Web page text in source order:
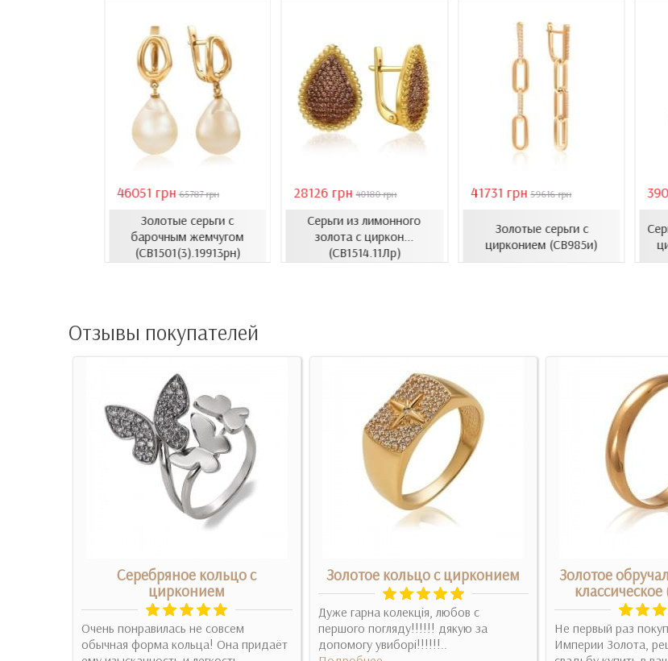
46051 грн 65787 грн
Золотые серьги с
барочным жемчугом
(СВ1501(3).19913рн)
28126 грн 40180 грн
Серьги из лимонного
золота с циркон...
(СВ1514.11Лр)
41731 грн 59616 грн
Золотые серьги с
цирконием (СВ985и)
Отзывы покупателей
Серебряное кольцо с
цирконием
Очень понравилась не совсем
обычная форма кольца! Она придаёт
Золотое кольцо с цирконием
Дуже гарна колекція, любов с
першого погляду!!!!!! дякую за
допомогу увиборі!!!!!!..
Золотое
Не первый раз
Империи Золота,